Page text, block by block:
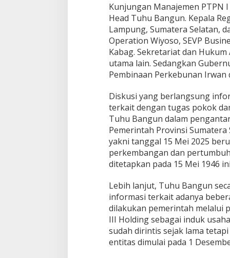
Kunjungan Manajemen PTPN
Head Tuhu Bangun. Kepala
Lampung, Sumatera Selatan,
Operation Wiyoso, SEVP
Kabag. Sekretariat dan
utama lain. Sedangkan
Pembinaan Perkebunan Irwan
Diskusi yang berlangsung
terkait dengan tugas pokok
Tuhu Bangun dalam
Pemerintah Provinsi
yakni tanggal 15 Mei 2025
perkembangan dan
ditetapkan pada 15 Mei 1946
Lebih lanjut, Tuhu Bangun
informasi terkait adanya
dilakukan pemerintah melalui
III Holding sebagai induk
sudah dirintis sejak lama
entitas dimulai pada 1